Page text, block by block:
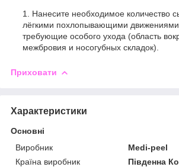
Нанесите необходимое количество
лёгкими похлопывающими движениями
требующие особого ухода (область
межбровия и носогубных складок).
Приховати
Характеристики
Основні
Виробник
Medi-peel
Країна виробник
Південна